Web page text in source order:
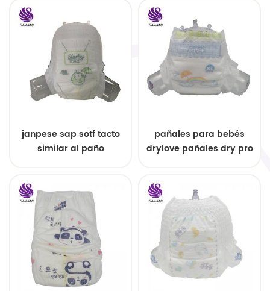
janpese sap sotf tacto
similar al paño
de pañales para bebés
pañales para bebés
drylove pañales dry pro